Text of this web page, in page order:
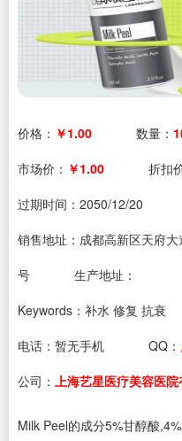
价格： ￥1.00 数量：
市场价： ￥1.00 折扣
过期时间： 2050/12/20
销售地址：成都高新区天府
号
生产地址：
Keywords：补水 修复 抗衰
电话： 暂无手机 QQ：
公司： 上海艺星医疗美容医院
Milk Peel的成分5%甘醇酸